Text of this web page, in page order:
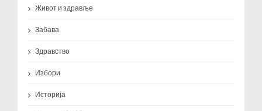
Живот и здравље
Забава
Здравство
Избори
Историја